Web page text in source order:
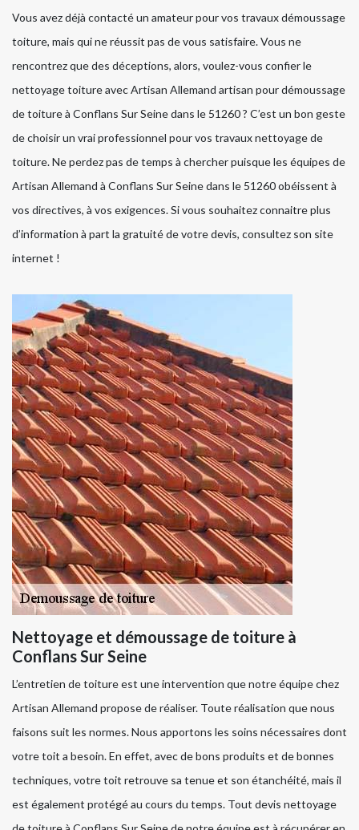
Vous avez déjà contacté un amateur pour vos travaux démoussage
toiture, mais qui ne réussit pas de vous satisfaire. Vous ne
rencontrez que des déceptions, alors, voulez-vous confier le
nettoyage toiture avec Artisan Allemand artisan pour démoussage
de toiture à Conflans Sur Seine dans le 51260 ? C’est un bon geste
de choisir un vrai professionnel pour vos travaux nettoyage de
toiture. Ne perdez pas de temps à chercher puisque les équipes de
Artisan Allemand à Conflans Sur Seine dans le 51260 obéissent à
vos directives, à vos exigences. Si vous souhaitez connaitre plus
d’information à part la gratuité de votre devis, consultez son site
internet !
Nettoyage et démoussage de toiture à
Conflans Sur Seine
L’entretien de toiture est une intervention que notre équipe chez
Artisan Allemand propose de réaliser. Toute réalisation que nous
faisons suit les normes. Nous apportons les soins nécessaires dont
votre toit a besoin. En effet, avec de bons produits et de bonnes
techniques, votre toit retrouve sa tenue et son étanchéité, mais il
est également protégé au cours du temps. Tout devis nettoyage